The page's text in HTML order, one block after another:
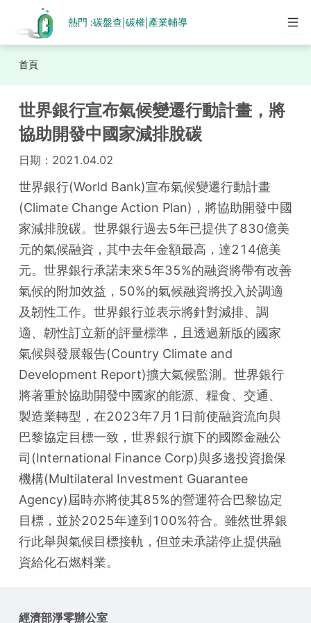
熱門 :碳盤查 碳權| 產業輔導
首頁
世界銀行宣布氣候變遷行動計畫，將
協助開發中國家減排脫碳
日期： 2021.04.02
世界銀行(World Bank)宣布氣候變遷行動計畫
(Climate Change Action Plan)，將協助開發中國
家減排脫碳。世界銀行過去5年已提供了830億美
元的氣候融資，其中去年金額最高，達214億美
元。世界銀行承諾未來5年35%的融資將帶有改善
氣候的附加效益，50%的氣候融資將投入於調適
及韌性工作。世界銀行並表示將針對減排、調
適、韌性訂立新的評量標準，且透過新版的國家
氣候與發展報告(Country Climate and
Development Report)擴大氣候監測。世界銀行
將著重於協助開發中國家的能源、糧食、交通、
製造業轉型，在2023年7月1日前使融資流向與
巴黎協定目標一致，世界銀行旗下的國際金融公
司(International Finance Corp)與多邊投資擔保
機構(Multilateral Investment Guarantee
Agency)屆時亦將使其85%的營運符合巴黎協定
目標，並於2025年達到100%符合。雖然世界銀
行此舉與氣候目標接軌，但並未承諾停止提供融
資給化石燃料業。
經濟部淨零辦公室